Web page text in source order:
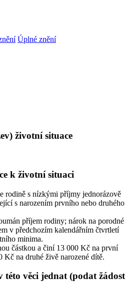
Úplné znění
životní situace
k životní situaci
rodině s nízkými příjmy jednorázově
s narozením prvního nebo druhého
příjem rodiny; nárok na porodné
v předchozím kalendářním čtvrtletí
minima.
částkou a činí 13 000 Kč na první
Kč na druhé živě narozené dítě.
věci jednat (podat žádost